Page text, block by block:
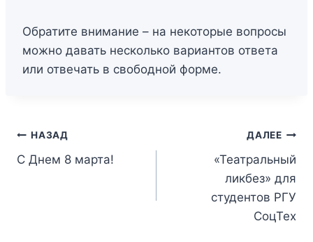
Обратите внимание – на некоторые вопросы
можно давать несколько вариантов ответа
или отвечать в свободной форме.
НАЗАД
С Днем 8 марта!
ДАЛЕЕ
«Театральный
ликбез» для
студентов РГУ
СоцТех